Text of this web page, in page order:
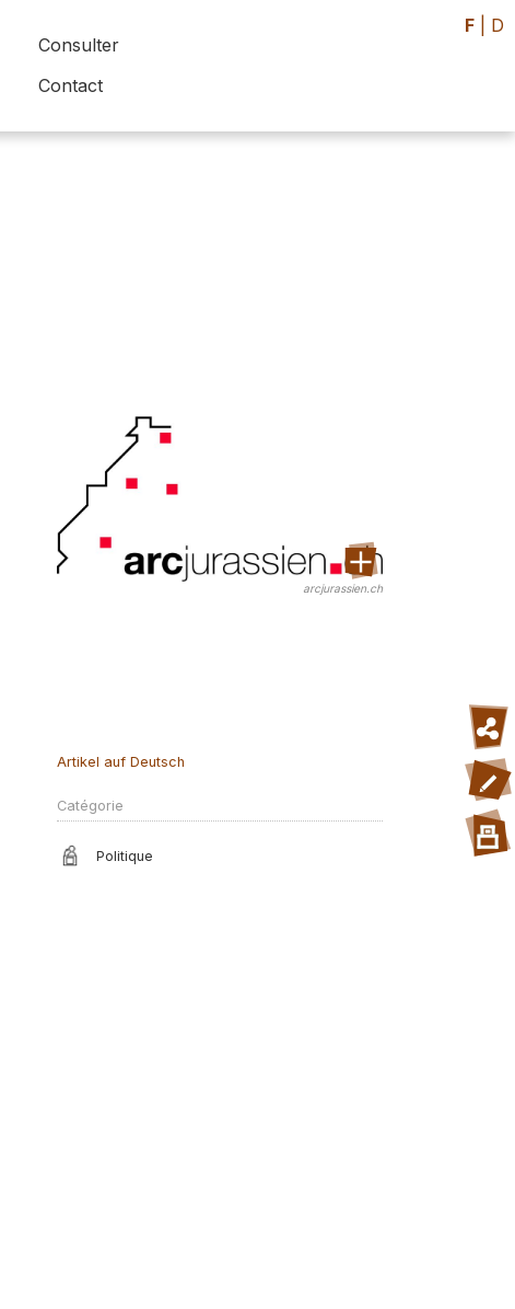
Consulter
Contact
F D
arcjurassien.ch
Artikel auf Deutsch
Catégorie
Politique